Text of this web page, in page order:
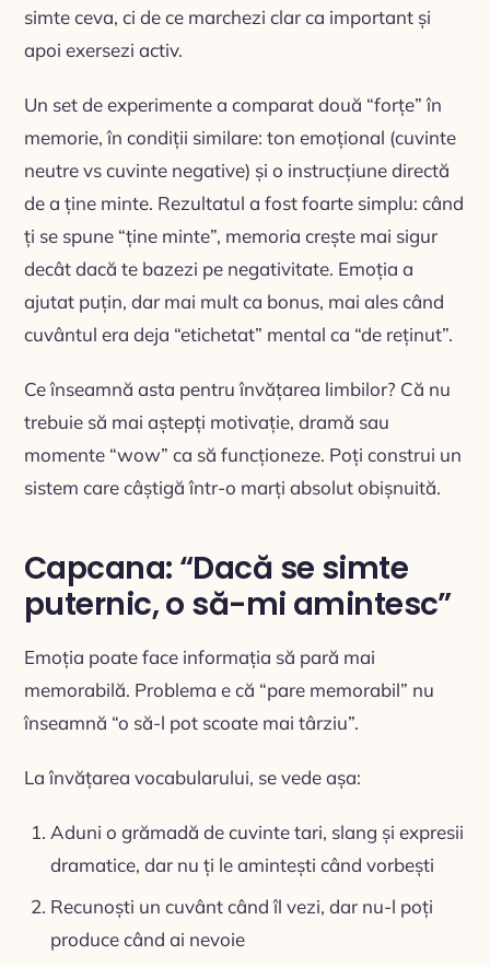
simte ceva, ci de ce marchezi clar ca important și
apoi exersezi activ.
Un set de experimente a comparat două “forțe” în
memorie, în condiții similare: ton emoțional (cuvinte
neutre vs cuvinte negative) și o instrucțiune directă
de a ține minte. Rezultatul a fost foarte simplu: când
ți se spune “ține minte”, memoria crește mai sigur
decât dacă te bazezi pe negativitate. Emoția a
ajutat puțin, dar mai mult ca bonus, mai ales când
cuvântul era deja “etichetat” mental ca “de reținut”.
Ce înseamnă asta pentru învățarea limbilor? Că nu
trebuie să mai aștepți motivație, dramă sau
momente “wow” ca să funcționeze. Poți construi un
sistem care câștigă într-o marți absolut obișnuită.
Capcana: “Dacă se simte
puternic, o să-mi amintesc”
Emoția poate face informația să pară mai
memorabilă. Problema e că “pare memorabil” nu
înseamnă “o să-l pot scoate mai târziu”.
La învățarea vocabularului, se vede așa:
Aduni o grămadă de cuvinte tari, slang și expresii
dramatice, dar nu ți le amintești când vorbești
Recunoști un cuvânt când îl vezi, dar nu-l poți
produce când ai nevoie